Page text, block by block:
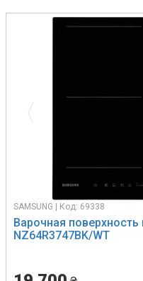
SAMSUNG | Код: 69338
Варочная
NZ64R3747BK/WT